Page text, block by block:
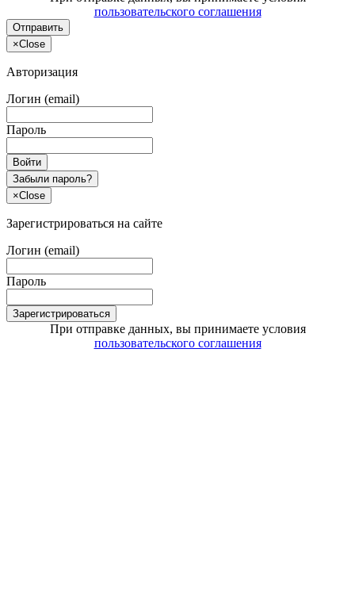
пользовательского соглашения
Отправить
×Close
Авторизация
Логин (email)
Пароль
Войти
Забыли пароль?
×Close
Зарегистрироваться на сайте
Логин (email)
Пароль
Зарегистрироваться
При отправке данных, вы принимаете условия
пользовательского соглашения